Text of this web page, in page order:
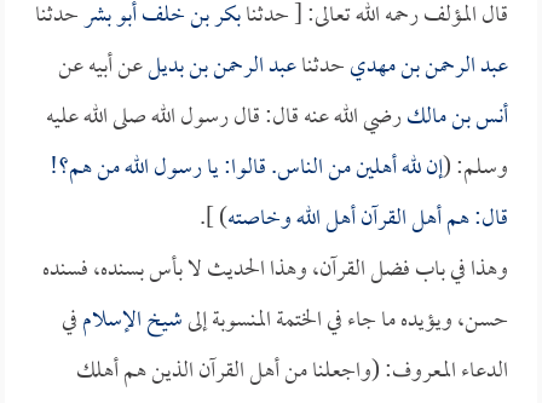
قال المؤلف رحمه الله تعالى: [ حدثنابكر بن خلف أبو بشرحدثنا
عبد الرحمن بن مهديحدثناعبد الرحمن بن بديلعن أبيه عن
أنس بن مالكرضي الله عنه قال: قال رسول الله صلى الله عليه
وسلم: (إن لله أهلين من الناس. قالوا: يا رسول الله من هم؟!
قال: هم أهل القرآن أهل الله وخاصته) ].
وهذا في باب فضل القرآن، وهذا الحديث لا بأس بسنده، فسنده
حسن، ويؤيده ما جاء في الختمة المنسوبة إلىشيخ الإسلامفي
الدعاء المعروف: (واجعلنا من أهل القرآن الذين هم أهلك